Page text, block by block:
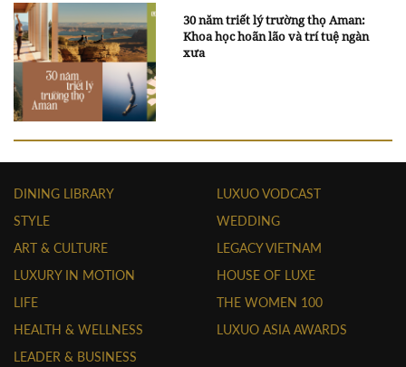
30 năm triết lý trường thọ Aman:
Khoa học hoãn lão và trí tuệ ngàn
xưa
DINING LIBRARY
STYLE
ART & CULTURE
LUXURY IN MOTION
LIFE
HEALTH & WELLNESS
LEADER & BUSINESS
LUXUO VODCAST
WEDDING
LEGACY VIETNAM
HOUSE OF LUXE
THE WOMEN 100
LUXUO ASIA AWARDS